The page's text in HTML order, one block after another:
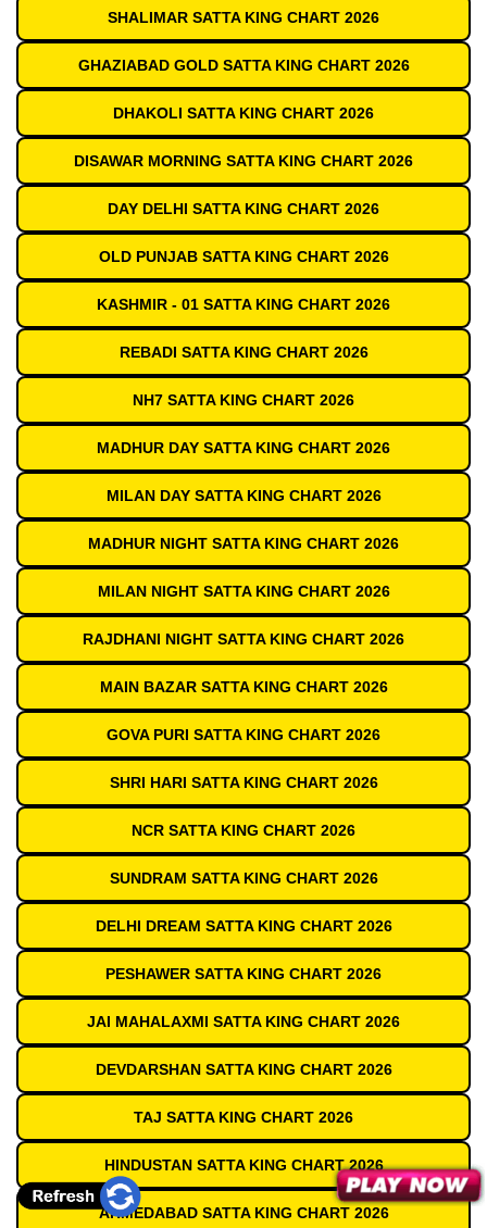
SHALIMAR SATTA KING CHART 2026
GHAZIABAD GOLD SATTA KING CHART 2026
DHAKOLI SATTA KING CHART 2026
DISAWAR MORNING SATTA KING CHART 2026
DAY DELHI SATTA KING CHART 2026
OLD PUNJAB SATTA KING CHART 2026
KASHMIR - 01 SATTA KING CHART 2026
REBADI SATTA KING CHART 2026
NH7 SATTA KING CHART 2026
MADHUR DAY SATTA KING CHART 2026
MILAN DAY SATTA KING CHART 2026
MADHUR NIGHT SATTA KING CHART 2026
MILAN NIGHT SATTA KING CHART 2026
RAJDHANI NIGHT SATTA KING CHART 2026
MAIN BAZAR SATTA KING CHART 2026
GOVA PURI SATTA KING CHART 2026
SHRI HARI SATTA KING CHART 2026
NCR SATTA KING CHART 2026
SUNDRAM SATTA KING CHART 2026
DELHI DREAM SATTA KING CHART 2026
PESHAWER SATTA KING CHART 2026
JAI MAHALAXMI SATTA KING CHART 2026
DEVDARSHAN SATTA KING CHART 2026
TAJ SATTA KING CHART 2026
HINDUSTAN SATTA KING CHART 2026
AHMEDABAD SATTA KING CHART 2026